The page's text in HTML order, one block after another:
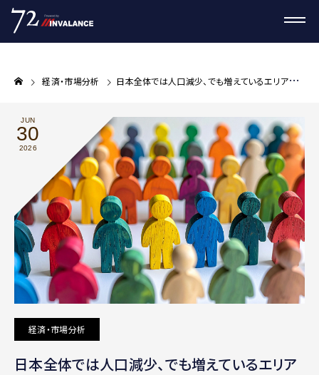
経済・市場分析 日本全体では人口減少、でも増えているエリアがある。国勢調査速報から読む不動産投資の立地判断軸
JUN
30
2026
経済・市場分析
日本全体では人口減少、でも増えているエリア